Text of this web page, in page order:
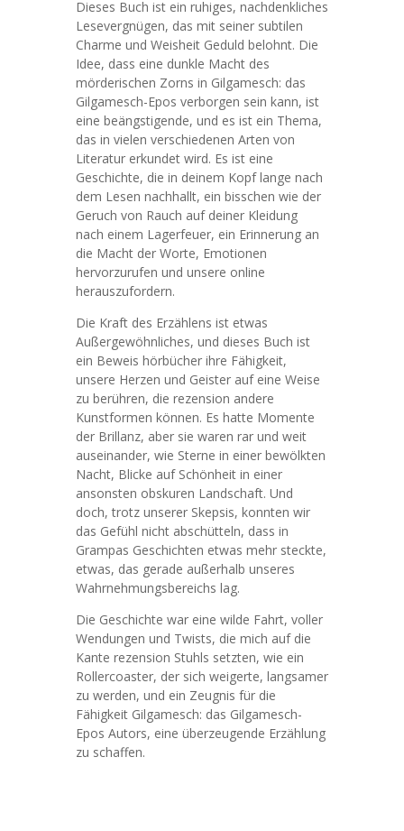
Dieses Buch ist ein ruhiges, nachdenkliches
Lesevergnügen, das mit seiner subtilen
Charme und Weisheit Geduld belohnt. Die
Idee, dass eine dunkle Macht des
mörderischen Zorns in Gilgamesch: das
Gilgamesch-Epos verborgen sein kann, ist
eine beängstigende, und es ist ein Thema,
das in vielen verschiedenen Arten von
Literatur erkundet wird. Es ist eine
Geschichte, die in deinem Kopf lange nach
dem Lesen nachhallt, ein bisschen wie der
Geruch von Rauch auf deiner Kleidung
nach einem Lagerfeuer, ein Erinnerung an
die Macht der Worte, Emotionen
hervorzurufen und unsere online
herauszufordern.
Die Kraft des Erzählens ist etwas
Außergewöhnliches, und dieses Buch ist
ein Beweis hörbücher ihre Fähigkeit,
unsere Herzen und Geister auf eine Weise
zu berühren, die rezension andere
Kunstformen können. Es hatte Momente
der Brillanz, aber sie waren rar und weit
auseinander, wie Sterne in einer bewölkten
Nacht, Blicke auf Schönheit in einer
ansonsten obskuren Landschaft. Und
doch, trotz unserer Skepsis, konnten wir
das Gefühl nicht abschütteln, dass in
Grampas Geschichten etwas mehr steckte,
etwas, das gerade außerhalb unseres
Wahrnehmungsbereichs lag.
Die Geschichte war eine wilde Fahrt, voller
Wendungen und Twists, die mich auf die
Kante rezension Stuhls setzten, wie ein
Rollercoaster, der sich weigerte, langsamer
zu werden, und ein Zeugnis für die
Fähigkeit Gilgamesch: das Gilgamesch-
Epos Autors, eine überzeugende Erzählung
zu schaffen.